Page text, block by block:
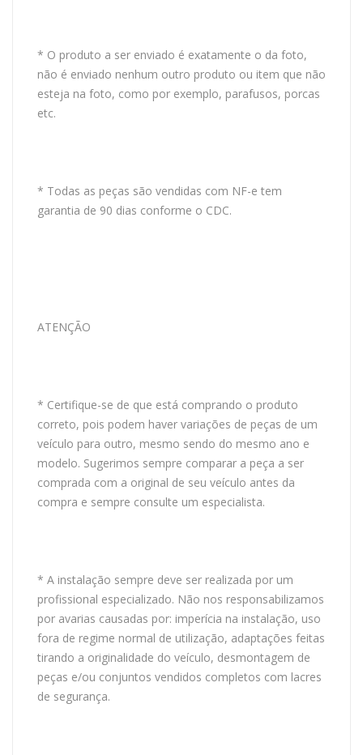
* O produto a ser enviado é exatamente o da foto,
não é enviado nenhum outro produto ou item que não
esteja na foto, como por exemplo, parafusos, porcas
etc.
* Todas as peças são vendidas com NF-e tem
garantia de 90 dias conforme o CDC.
ATENÇÃO
* Certifique-se de que está comprando o produto
correto, pois podem haver variações de peças de um
veículo para outro, mesmo sendo do mesmo ano e
modelo. Sugerimos sempre comparar a peça a ser
comprada com a original de seu veículo antes da
compra e sempre consulte um especialista.
* A instalação sempre deve ser realizada por um
profissional especializado. Não nos responsabilizamos
por avarias causadas por: imperícia na instalação, uso
fora de regime normal de utilização, adaptações feitas
tirando a originalidade do veículo, desmontagem de
peças e/ou conjuntos vendidos completos com lacres
de segurança.